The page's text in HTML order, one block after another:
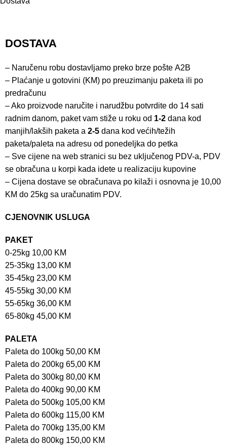
DOSTAVA
– Naručenu robu dostavljamo preko brze pošte A2B
– Plaćanje u gotovini (KM) po preuzimanju paketa ili po
predračunu
– Ako proizvode naručite i narudžbu potvrdite do 14 sati
radnim danom, paket vam stiže u roku od 1-2 dana kod
manjih/lakših paketa a 2-5 dana kod većih/težih
paketa/paleta na adresu od ponedeljka do petka
– Sve cijene na web stranici su bez uključenog PDV-a, PDV
se obračuna u korpi kada idete u realizaciju kupovine
– Cijena dostave se obračunava po kilaži i osnovna je 10,00
KM do 25kg sa uračunatim PDV.
CJENOVNIK USLUGA
PAKET
0-25kg 10,00 KM
25-35kg 13,00 KM
35-45kg 23,00 KM
45-55kg 30,00 KM
55-65kg 36,00 KM
65-80kg 45,00 KM
PALETA
Paleta do 100kg 50,00 KM
Paleta do 200kg 65,00 KM
Paleta do 300kg 80,00 KM
Paleta do 400kg 90,00 KM
Paleta do 500kg 105,00 KM
Paleta do 600kg 115,00 KM
Paleta do 700kg 135,00 KM
Paleta do 800kg 150,00 KM